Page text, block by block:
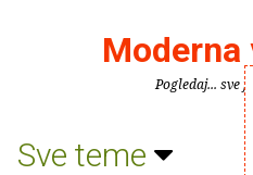
Moderna
Pogledaj... sve
Sve teme